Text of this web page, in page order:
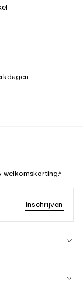
welkomskorting.*
Inschrijven